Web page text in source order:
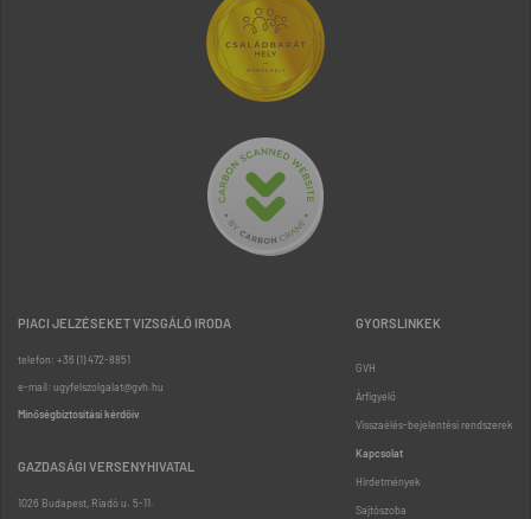
PIACI JELZÉSEKET VIZSGÁLÓ IRODA
telefon: +36 (1) 472-8851
e-mail: ugyfelszolgalat@gvh.hu
Minőségbiztosítási kérdőív
GAZDASÁGI VERSENYHIVATAL
1026 Budapest, Riadó u. 5-11.
GYORSLINKEK
GVH
Árfigyelő
Visszaélés-bejelentési rendszerek
Kapcsolat
Hirdetmények
Sajtószoba